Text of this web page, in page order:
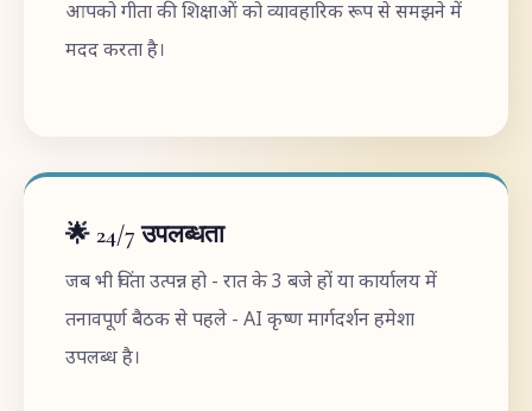
आपको गीता की शिक्षाओं को व्यावहारिक रूप से समझने में
मदद करता है।
🌟 24/7 उपलब्धता
जब भी चिंता उत्पन्न हो - रात के 3 बजे हों या कार्यालय में
तनावपूर्ण बैठक से पहले - AI कृष्ण मार्गदर्शन हमेशा
उपलब्ध है।